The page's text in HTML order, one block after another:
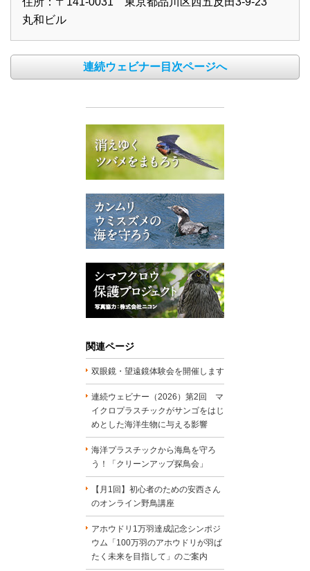
丸和ビル
連続ウェビナー目次ページへ
関連ページ
双眼鏡・望遠鏡体験会を開催します
連続ウェビナー（2026）第2回 マ
イクロプラスチックがサンゴをはじ
めとした海洋生物に与える影響
海洋プラスチックから海鳥を守ろ
う！「クリーンアップ探鳥会」
【月1回】初心者のための安西さん
のオンライン野鳥講座
アホウドリ1万羽達成記念シンポジ
ウム「100万羽のアホウドリが羽ば
たく未来を目指して」のご案内